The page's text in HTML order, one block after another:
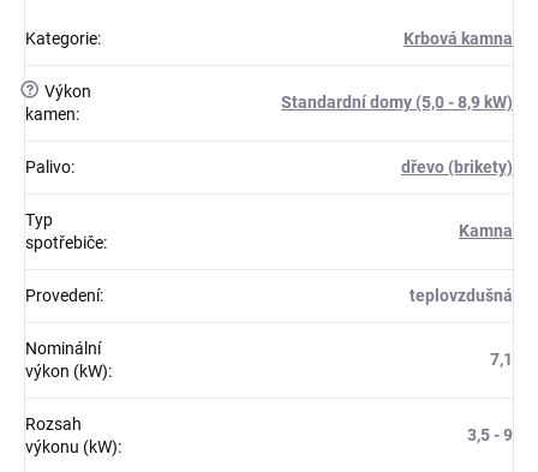
Kategorie: Krbová kamna
? Výkon
kamen:
Standardní domy (5,0 - 8,9 kW)
Palivo: dřevo (brikety)
Typ
spotřebiče:
Kamna
Provedení: teplovzdušná
Nominální
výkon (kW):
7,1
Rozsah
výkonu (kW):
3,5 - 9